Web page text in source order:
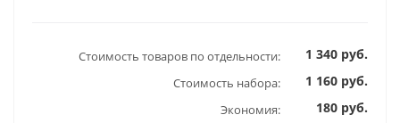
Стоимость товаров по отдельности: 1 340 руб.
Стоимость набора: 1 160 руб.
Экономия: 180 руб.